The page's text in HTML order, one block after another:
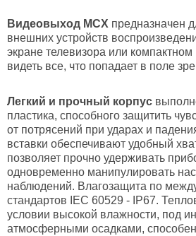
Видеовыход MCX предназначен
внешних устройств
экране телевизора или
видеть все, что попадает в поле
Легкий и прочный корпус
пластика, способного защитить
от потрясений при ударах и
вставки обеспечивают удобный
позволяет прочно удерживать
одновременно манипулировать
наблюдений. Влагозащита по
стандартов IEC 60529 - IP67.
условии высокой влажности, под
атмосферными осадками,